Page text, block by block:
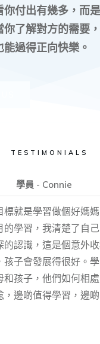
你付出有幾多，而
你了解對方的需要
過得正向快樂。
TESTIMONIALS
學員 - Connie
標就是學習做個好媽
的學習，我清楚了自
的認識，這是個意外
孩子會發展得很好。
和孩子，他們如何相
，邊啲值得學習，邊